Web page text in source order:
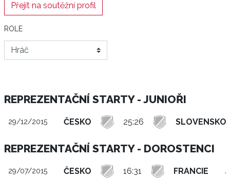
Přejít na soutěžní profil
ROLE
REPREZENTAČNÍ STARTY - JUNIOŘI
29/12/2015 ČESKO 25:26 SLOVENSKO
REPREZENTAČNÍ STARTY - DOROSTENCI
29/07/2015 ČESKO 16:31 FRANCIE